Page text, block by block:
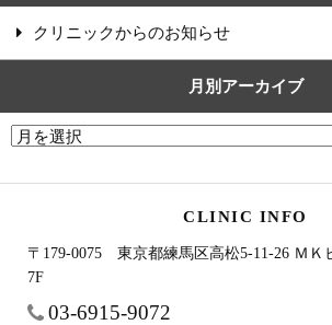
クリニックからのお知らせ
月別アーカイブ
CLINIC INFO
〒179-0075 東京都練馬区高松5-11-26 ＭＫ
7F
03-6915-9072